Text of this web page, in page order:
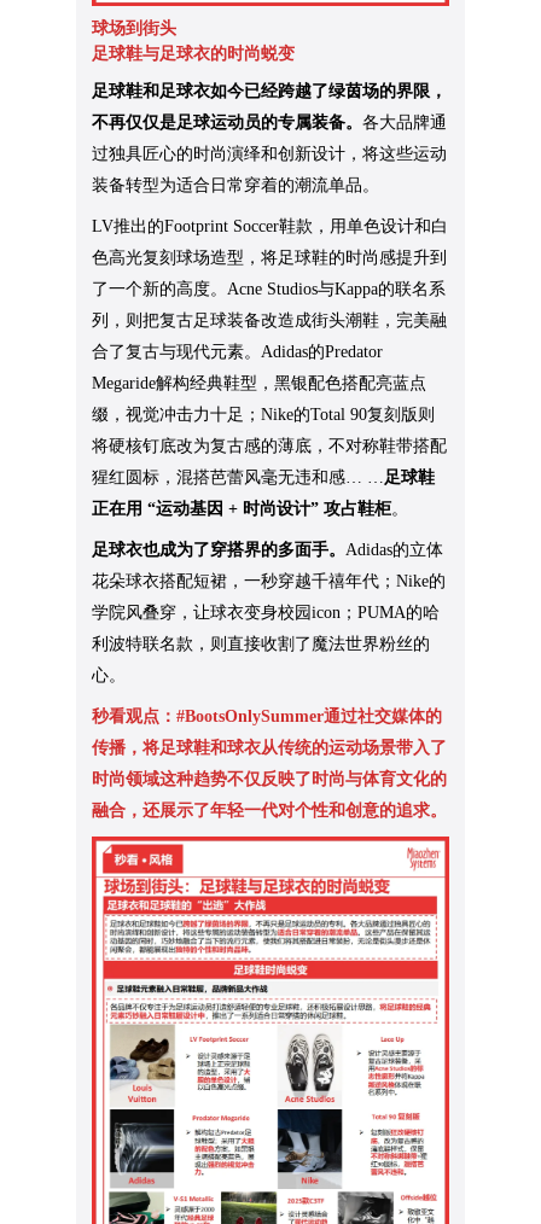
球场到街头
足球鞋与足球衣的时尚蜕变
足球鞋和足球衣如今已经跨越了绿茵场的界限，
不再仅仅是足球运动员的专属装备。各大品牌通
过独具匠心的时尚演绎和创新设计，将这些运动
装备转型为适合日常穿着的潮流单品。
LV推出的Footprint Soccer鞋款，用单色设计和白
色高光复刻球场造型，将足球鞋的时尚感提升到
了一个新的高度。Acne Studios与Kappa的联名系
列，则把复古足球装备改造成街头潮鞋，完美融
合了复古与现代元素。Adidas的Predator
Megaride解构经典鞋型，黑银配色搭配亮蓝点
缀，视觉冲击力十足；Nike的Total 90复刻版则
将硬核钉底改为复古感的薄底，不对称鞋带搭配
猩红圆标，混搭芭蕾风毫无违和感… …足球鞋
正在用 “运动基因 + 时尚设计” 攻占鞋柜。
足球衣也成为了穿搭界的多面手。Adidas的立体
花朵球衣搭配短裙，一秒穿越千禧年代；Nike的
学院风叠穿，让球衣变身校园icon；PUMA的哈
利波特联名款，则直接收割了魔法世界粉丝的
心。
秒看观点：#BootsOnlySummer通过社交媒体的
传播，将足球鞋和球衣从传统的运动场景带入了
时尚领域这种趋势不仅反映了时尚与体育文化的
融合，还展示了年轻一代对个性和创意的追求。